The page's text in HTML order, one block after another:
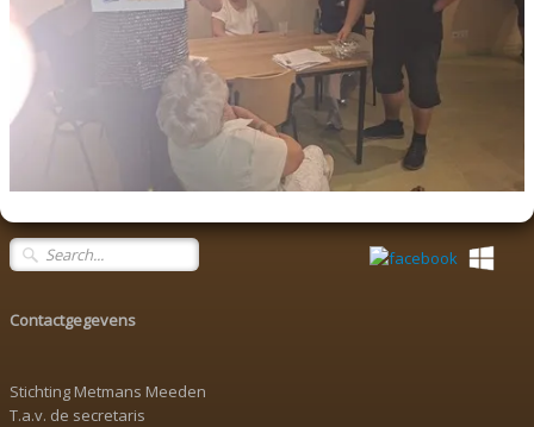
Contactgegevens
Stichting Metmans Meeden
T.a.v. de secretaris